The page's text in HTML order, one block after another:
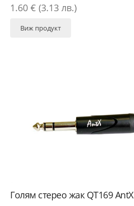
1.60 € (3.13 лв.)
Виж продукт
Голям стерео жак QT169 AntX